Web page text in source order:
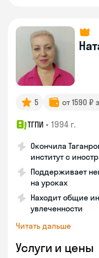
5 от 1590 ₽
ТГПИ • 1994 г.
Окончила
институт с
Поддерживает
на уроках
Находит общие
увлеченности
Читать дальше
Услуги и цены